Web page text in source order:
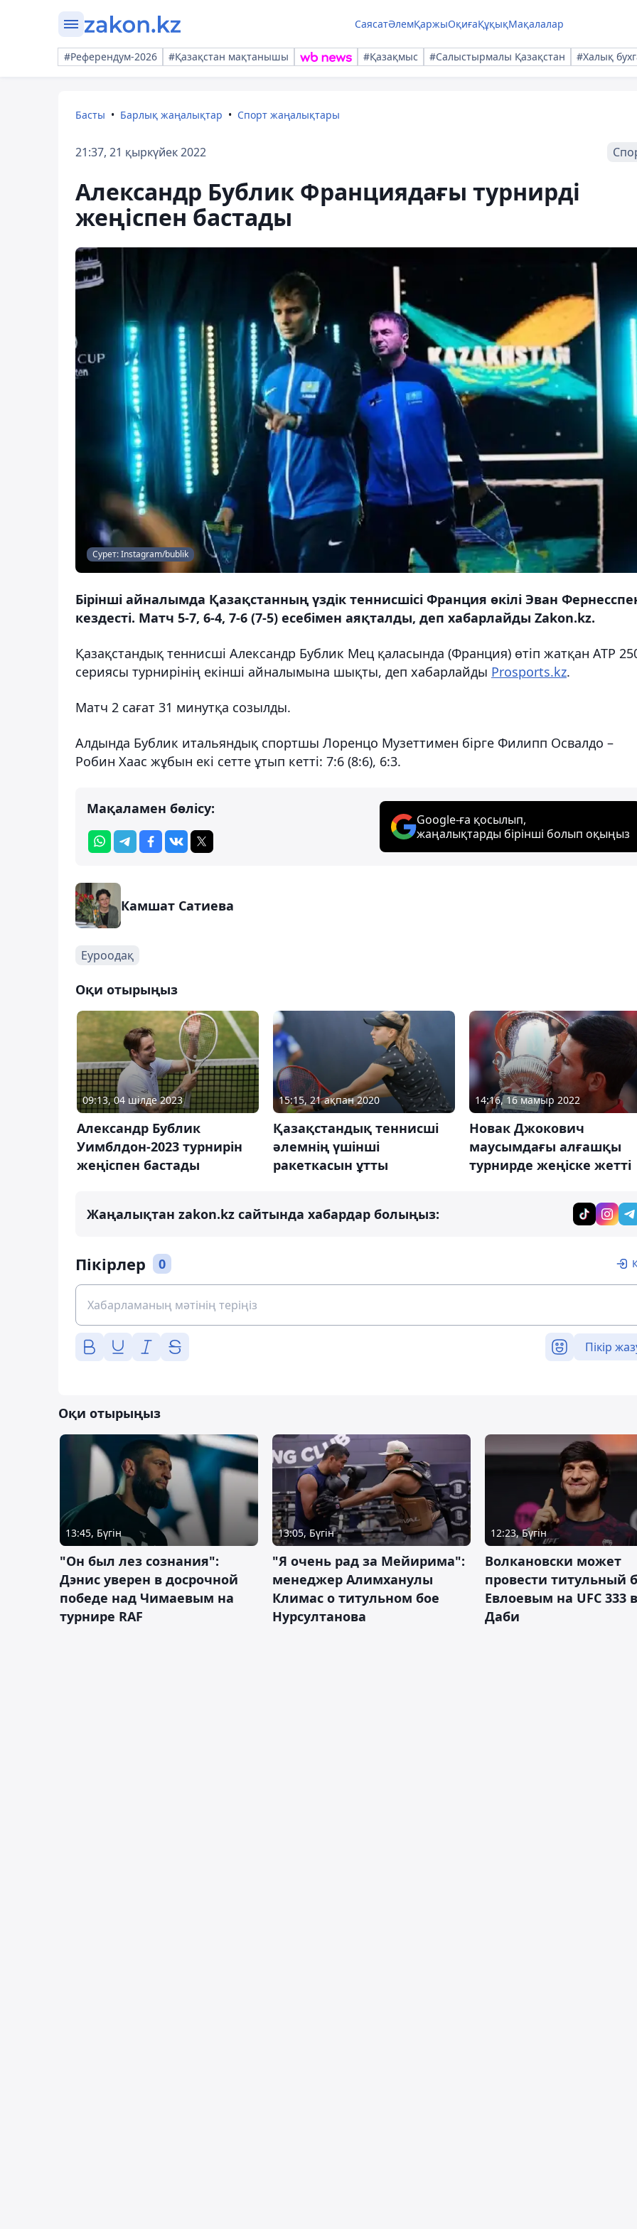
СаясатӘлемҚаржыОқиғаҚұқықМақалалар
#Референдум-2026 #Қазақстан мақтанышы #Қазақмыс #Салыстырмалы Қазақстан #Халық
Басты Барлық жаңалықтар Спорт жаңалықтары
21:37, 21 қыркүйек 2022
Александр Бублик Франциядағы турнирді
жеңіспен бастады
Сурет: Instagram/bublik
Бірінші айналымда Қазақстанның үздік теннисшісі Франция өкілі Эван
кездесті. Матч 5-7, 6-4, 7-6 (7-5) есебімен аяқталды, деп хабарлайды Zakon.kz.
Қазақстандық теннисші Александр Бублик Мец қаласында (Франция) өтіп жатқан ATP
сериясы турнирінің екінші айналымына шықты, деп хабарлайды Prosports.kz.
Матч 2 сағат 31 минутқа созылды.
Алдында Бублик итальяндық спортшы Лоренцо Музеттимен бірге Филипп Освалдо –
Робин Хаас жұбын екі сетте ұтып кетті: 7:6 (8:6), 6:3.
Мақаламен бөлісу:
Google-ға қосылып,
жаңалықтарды бірінші болып оқыңыз
Камшат Сатиева
Еуроодақ
Оқи отырыңыз
09:13, 04 шілде 2023
Александр Бублик
Уимблдон-2023 турнирін
жеңіспен бастады
15:15, 21 ақпан 2020
Қазақстандық теннисші
әлемнің үшінші
ракеткасын ұтты
14:16, 16 мамыр 2022
Новак Джокович
маусымдағы алғашқы
турнирде жеңіске жетті
Жаңалықтан zakon.kz сайтында хабардар болыңыз:
Пікірлер 0
Пікір
Оқи отырыңыз
13:45, Бүгін
"Он был лез сознания":
Дэнис уверен в досрочной
победе над Чимаевым на
турнире RAF
13:05, Бүгін
"Я очень рад за Мейирима":
менеджер Алимханулы
Климас о титульном бое
Нурсултанова
12:23, Бүгін
Волкановски может
провести титульный
Евлоевым на UFC 333
Даби